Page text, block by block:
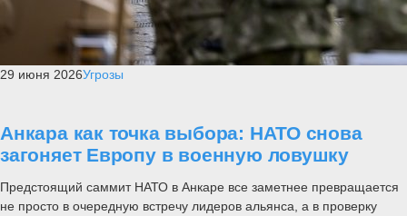
29 июня 2026Угрозы
Анкара как точка выбора: НАТО снова
загоняет Европу в военную ловушку
Предстоящий саммит НАТО в Анкаре все заметнее превращается
не просто в очередную встречу лидеров альянса, а в проверку